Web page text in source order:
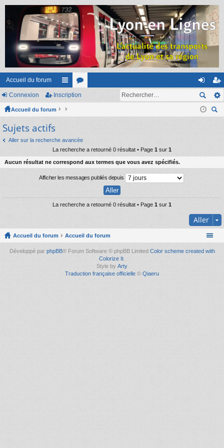
Accueil du forum
ac
co
ci
s
or
s
on
ne
ns
cri
Connexion Inscription
Accueil du forum
Sujets actifs
Aller sur la recherche avancée
La recherche a retourné 0 résultat • Page 1 sur 1
Aucun résultat ne correspond aux termes que vous avez spécifiés.
Afficher les messages publiés depuis
La recherche a retourné 0 résultat • Page 1 sur 1
Aller
Accueil du forum Accueil du forum
Développé par phpBB® Forum Software © phpBB Limited Color scheme created with
Colorize It
Style by Arty
Traduction française officielle © Qiaeru